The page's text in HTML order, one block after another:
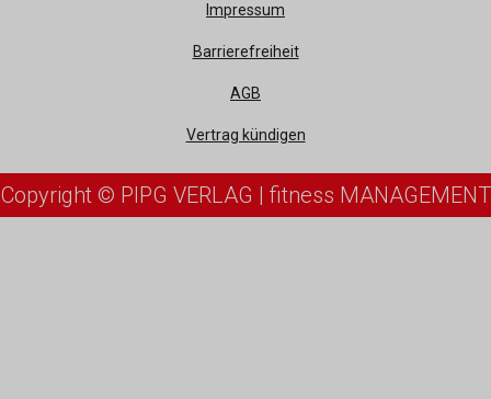
Impressum
Barrierefreiheit
AGB
Vertrag kündigen
Copyright © PIPG VERLAG | fitness MANAGEMENT